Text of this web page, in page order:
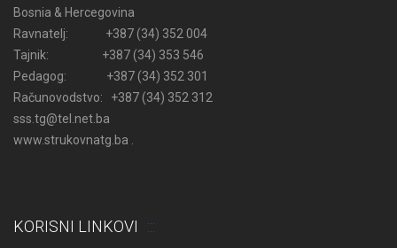
Bosnia & Hercegovina
Ravnatelj: +387 (34) 352 004
Tajnik: +387 (34) 353 546
Pedagog: +387 (34) 352 301
Računovodstvo: +387 (34) 352 312
sss.tg@tel.net.ba
www.strukovnatg.ba .
KORISNI LINKOVI